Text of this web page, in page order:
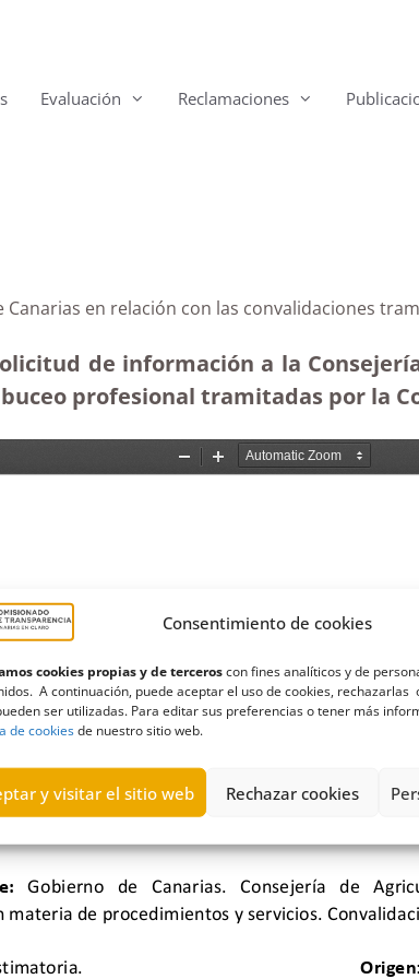
Consentimiento de cookies
cookies propias y de terceroscon fines analíticos y de
A continuación, puede aceptar el uso de cookies,
ser utilizadas. Para editar sus preferencias o tener más
de cookiesde nuestro sitio web.
y visitar el sitio web Rechazar cookies
Evaluación Reclamaciones
en relación con las convalidaciones
de información a la
profesional tramitadas por la